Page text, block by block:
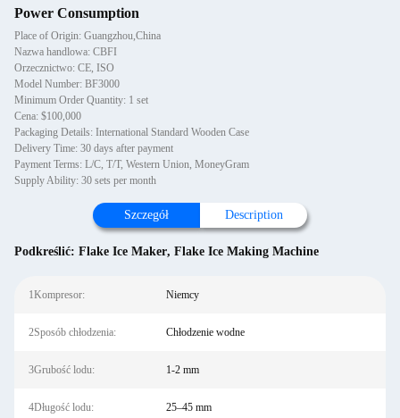
Power Consumption
Place of Origin: Guangzhou,China
Nazwa handlowa: CBFI
Orzecznictwo: CE, ISO
Model Number: BF3000
Minimum Order Quantity: 1 set
Cena: $100,000
Packaging Details: International Standard Wooden Case
Delivery Time: 30 days after payment
Payment Terms: L/C, T/T, Western Union, MoneyGram
Supply Ability: 30 sets per month
Szczegół Description
Podkreślić: Flake Ice Maker, Flake Ice Making Machine
1Kompresor: Niemcy
2Sposób chłodzenia: Chłodzenie wodne
3Grubość lodu: 1-2 mm
4Długość lodu: 25–45 mm